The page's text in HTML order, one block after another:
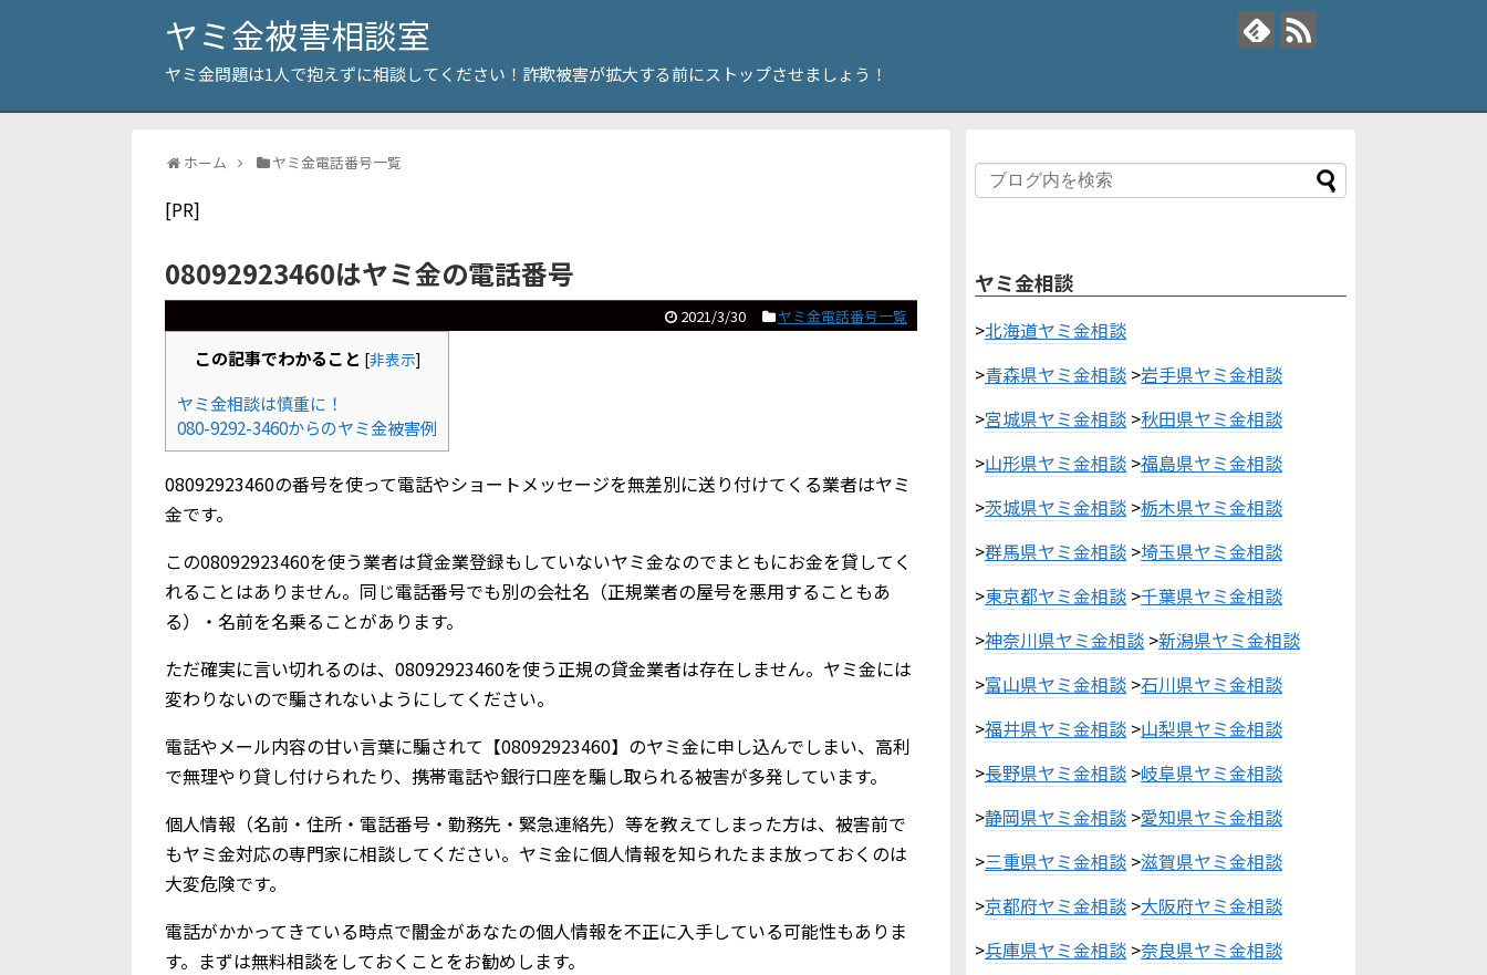
ヤミ金被害相談室
ヤミ金問題は1人で抱えずに相談してください！詐欺被害が拡大する前にストップさせましょう！
ホーム ヤミ金電話番号一覧
[PR]
08092923460はヤミ金の電話番号
2021/3/30 ヤミ金電話番号一覧
この記事でわかること [非表示]
ヤミ金相談は慎重に！
080-9292-3460からのヤミ金被害例
08092923460の番号を使って電話やショートメッセージを無差別に送り付けてくる業者はヤミ
金です。
この08092923460を使う業者は貸金業登録もしていないヤミ金なのでまともにお金を貸してく
れることはありません。同じ電話番号でも別の会社名（正規業者の屋号を悪用することもあ
る）・名前を名乗ることがあります。
ただ確実に言い切れるのは、08092923460を使う正規の貸金業者は存在しません。ヤミ金には
変わりないので騙されないようにしてください。
電話やメール内容の甘い言葉に騙されて【08092923460】のヤミ金に申し込んでしまい、高利
で無理やり貸し付けられたり、携帯電話や銀行口座を騙し取られる被害が多発しています。
個人情報（名前・住所・電話番号・勤務先・緊急連絡先）等を教えてしまった方は、被害前で
もヤミ金対応の専門家に相談してください。ヤミ金に個人情報を知られたまま放っておくのは
大変危険です。
電話がかかってきている時点で闇金があなたの個人情報を不正に入手している可能性もありま
す。まずは無料相談をしておくことをお勧めします。
ヤミ金相談
>北海道ヤミ金相談
>青森県ヤミ金相談 >岩手県ヤミ金相談
>宮城県ヤミ金相談 >秋田県ヤミ金相談
>山形県ヤミ金相談 >福島県ヤミ金相談
>茨城県ヤミ金相談 >栃木県ヤミ金相談
>群馬県ヤミ金相談 >埼玉県ヤミ金相談
>東京都ヤミ金相談 >千葉県ヤミ金相談
>神奈川県ヤミ金相談 >新潟県ヤミ金相談
>富山県ヤミ金相談 >石川県ヤミ金相談
>福井県ヤミ金相談 >山梨県ヤミ金相談
>長野県ヤミ金相談 >岐阜県ヤミ金相談
>静岡県ヤミ金相談 >愛知県ヤミ金相談
>三重県ヤミ金相談 >滋賀県ヤミ金相談
>京都府ヤミ金相談 >大阪府ヤミ金相談
>兵庫県ヤミ金相談 >奈良県ヤミ金相談